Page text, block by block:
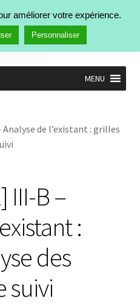
MENU
le
Analyse de l’existant : grilles
III-B –
:
des
suivi
améliorer votre expérience.
Personnaliser